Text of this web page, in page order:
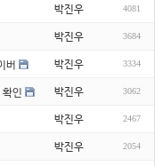
박진우 4081
박진우 3684
버 박진우 3334
인 박진우 3062
박진우 2467
박진우 2054